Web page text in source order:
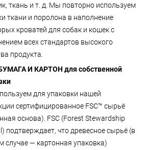
ткань и т. д. Мы повторно используем
ткани и поролона в наполнение
кроватей для собак и кошек с
всех стандартов высокого
продукта.
И КАРТОН для собственной
для упаковки нашей
сертифицированное FSC™ сырьё
основа). FSC (Forest Stewardship
подтверждает, что древесное сырьё (в
случае — картонная упаковка)